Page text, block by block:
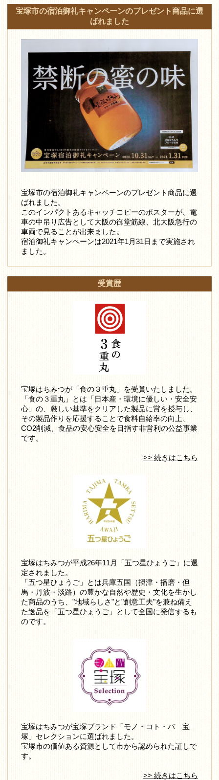
宝塚市の宿泊御礼キャンペーンのプレゼント商品に選
ばれました
宝塚市の宿泊御礼キャンペーンのプレゼント商品に選
ばれました。
このインパクトあるキャッチコピーのポスターが、電
車の中吊り広告として大阪の御堂筋線、北大阪急行の
車両で見ることが出来ました。
宿泊御礼キャンペーンは2021年1月31日まで実施され
ました。
受賞歴
宝塚はちみつが「食の３重丸」を受賞いたしました。
「食の３重丸」とは「日本産・環境に優しい・安全安
心」の、厳しい基準をクリアした製品に賞を授与し、
その製品作りを応援することで食料自給率の向上、
CO2削減、食品の安心安全を目指す非営利の公益事業
です。
>> 続きはこちら
宝塚はちみつが平成26年11月「五つ星ひょうご」に選
定されました。
「五つ星ひょうご」とは兵庫五国（摂津・播磨・但
馬・丹波・淡路）の豊かな自然や歴史・文化を生かし
た商品のうち、"地域らしさ"と"創意工夫"を兼ね備え
た逸品を「五つ星ひょうご」として全国に発信するも
のです。
宝塚はちみつが宝塚ブランド「モノ・コト・バ 宝
塚」セレクションに選ばれました。
宝塚市の価値ある資源として市から認められた証しで
す。
>> 続きはこちら